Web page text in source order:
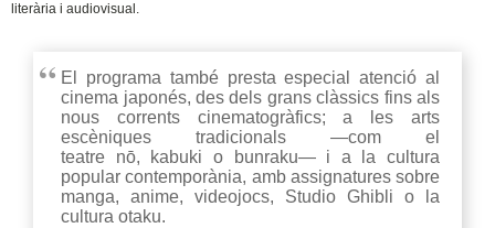
literària i audiovisual.
El programa també presta especial atenció al
cinema japonés, des dels grans clàssics fins als
nous corrents cinematogràfics; a les arts
escèniques tradicionals —com el
teatre nō, kabuki o bunraku— i a la cultura
popular contemporània, amb assignatures sobre
manga, anime, videojocs, Studio Ghibli o la
cultura otaku.